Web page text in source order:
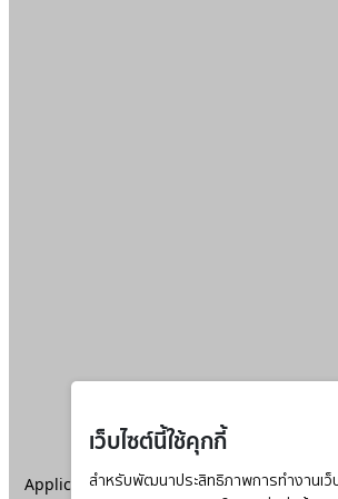
เว็บไซต์นี้ใช้คุกกี้
สำหรับพัฒนาประสิทธิภาพการทำงานเว็
Application error: aclient-side exception